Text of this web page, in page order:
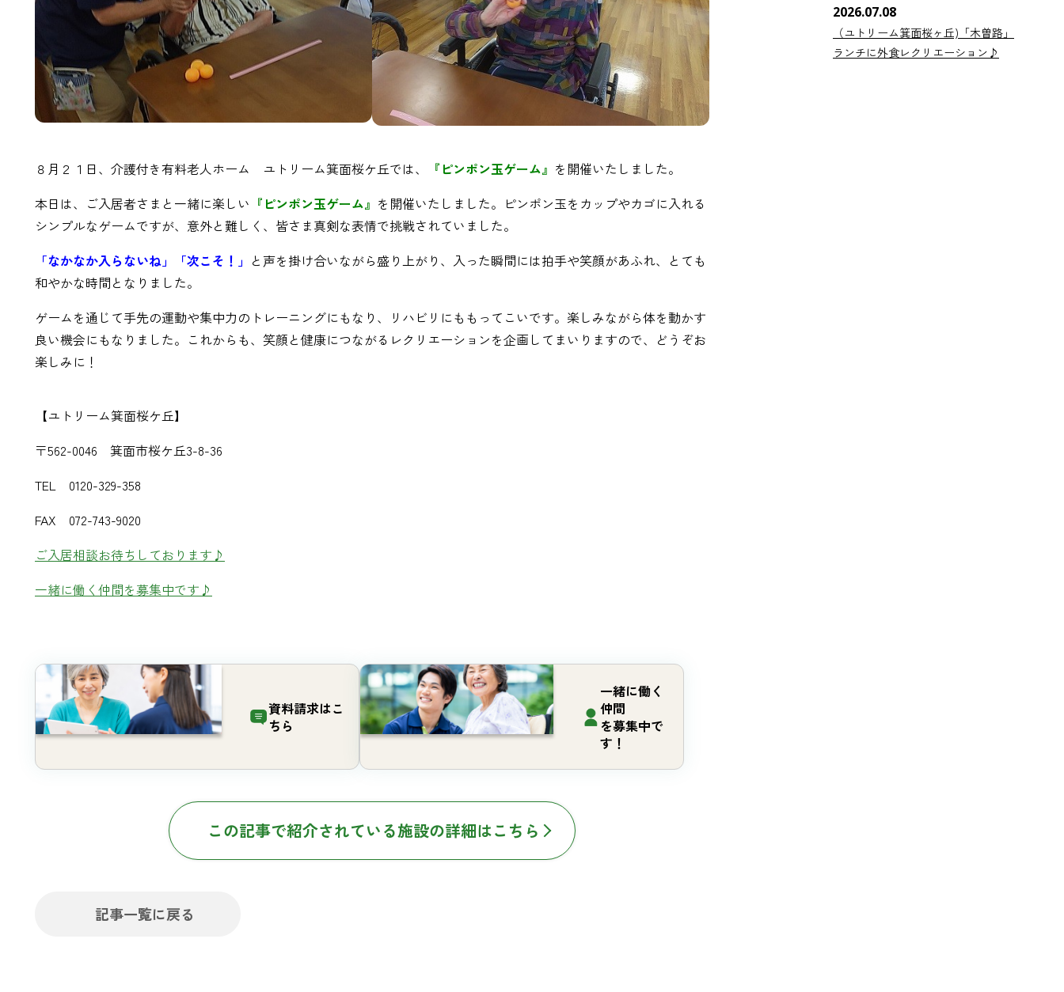
８月２１日、介護付き有料老人ホーム ユトリーム箕面桜ケ丘では、 『ピンポン玉ゲーム』 を開催いたしました。
本日は、ご入居者さまと一緒に楽しい 『ピンポン玉ゲーム』 を開催いたしました。ピンポン玉をカップやカゴに入れる
シンプルなゲームですが、意外と難しく、皆さま真剣な表情で挑戦されていました。
「なかなか入らないね」「次こそ！」 と声を掛け合いながら盛り上がり、入った瞬間には拍手や笑顔があふれ、とても
和やかな時間となりました。
ゲームを通じて手先の運動や集中力のトレーニングにもなり、リハビリにももってこいです。楽しみながら体を動かす
良い機会にもなりました。これからも、笑顔と健康につながるレクリエーションを企画してまいりますので、どうぞお
楽しみに！
【ユトリーム箕面桜ケ丘】
〒562-0046 箕面市桜ケ丘3-8-36
TEL 0120-329-358
FAX 072-743-9020
ご入居相談お待ちしております♪
一緒に働く仲間を募集中です♪
資料請求はこ
ちら
一緒に働く
仲間
を募集中で
す！
この記事で紹介されている施設の詳細はこちら
記事一覧に戻る
2026.07.08
（ユトリーム箕面桜ヶ丘)「木曽路」
ランチに外食レクリエーション♪